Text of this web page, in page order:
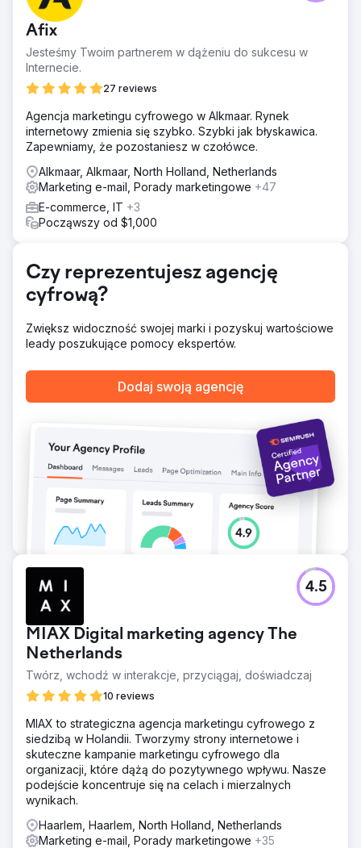
do nas z prośbą o pomoc w dystrybucji treści związanych
z transformacją cyfrową wśród prezesów/dyrektorów
firm z sektora MŚP.
Rozwiązanie
Stworzyliśmy kampanię contentową składającą się z
Dystrybucja odbywała się za pośrednictwem LinkedIn
Ads, Google Ads i LinkedIn Outreach. Zaprojektowaliśmy
także Landing page z bramkowaną treścią i
wykorzystaliśmy różne narzędzia do automatyzacji
marketingu.
Wyniki
Kampania wygenerowała ponad 95 000 wyświetleń
wygenerowaliśmy 42 leady, które otrzymały treści.
LinkedIn Outreach utworzył także ponad 300 nowych
kontaktów.
Przejdź do strony agencji
Afix
Jesteśmy Twoim partnerem w dążeniu do sukcesu w
Internecie.
27 reviews
Agencja marketingu cyfrowego w Alkmaar. Rynek
internetowy zmienia się szybko. Szybki jak błyskawica.
Zapewniamy, że pozostaniesz w czołówce.
Alkmaar, Alkmaar, North Holland, Netherlands
Marketing e-mail, Porady marketingowe +47
E-commerce, IT +3
Począwszy od $1,000
Czy reprezentujesz agencję
cyfrową?
Zwiększ widoczność swojej marki i pozyskuj wartościowe
leady poszukujące pomocy ekspertów.
Dodaj swoją agencję
MIAX Digital marketing agency The
Netherlands
Twórz, wchodź w interakcje, przyciągaj, doświadczaj
10 reviews
4.5
MIAX to strategiczna agencja marketingu cyfrowego z
siedzibą w Holandii. Tworzymy strony internetowe i
skuteczne kampanie marketingu cyfrowego dla
organizacji, które dążą do pozytywnego wpływu. Nasze
podejście koncentruje się na celach i mierzalnych
wynikach.
Haarlem, Haarlem, North Holland, Netherlands
Marketing e-mail, Porady marketingowe +35